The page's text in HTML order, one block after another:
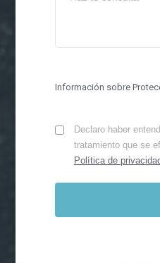
Información sobre
Declaro haber
tratamiento que se
Política de